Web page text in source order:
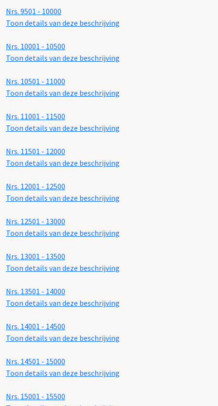
Nrs. 9501 - 10000
Toon details van deze beschrijving
Nrs. 10001 - 10500
Toon details van deze beschrijving
Nrs. 10501 - 11000
Toon details van deze beschrijving
Nrs. 11001 - 11500
Toon details van deze beschrijving
Nrs. 11501 - 12000
Toon details van deze beschrijving
Nrs. 12001 - 12500
Toon details van deze beschrijving
Nrs. 12501 - 13000
Toon details van deze beschrijving
Nrs. 13001 - 13500
Toon details van deze beschrijving
Nrs. 13501 - 14000
Toon details van deze beschrijving
Nrs. 14001 - 14500
Toon details van deze beschrijving
Nrs. 14501 - 15000
Toon details van deze beschrijving
Nrs. 15001 - 15500